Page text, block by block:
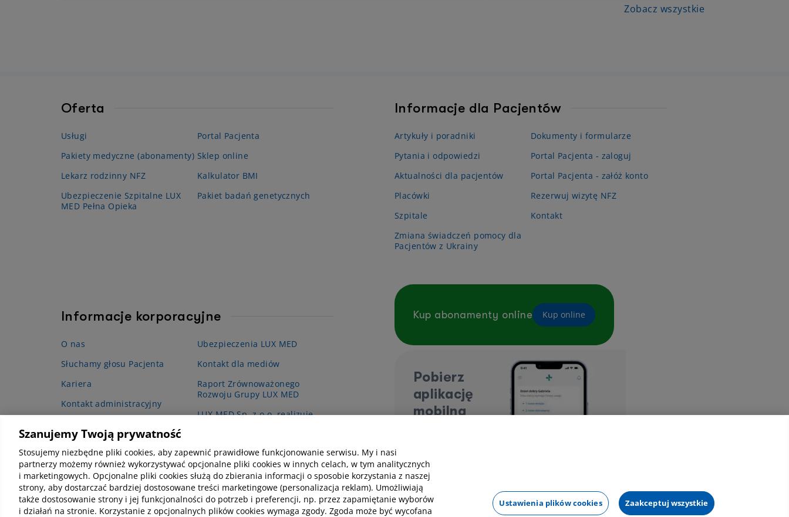
zrobić dokładne porównanie pakietów
Zobacz wszystkie
Oferta
Usługi
Pakiety medyczne (abonamenty)
Lekarz rodzinny NFZ
Ubezpieczenie Szpitalne LUX
MED Pełna Opieka
Portal Pacjenta
Sklep online
Kalkulator BMI
Pakiet badań genetycznych
Informacje dla Pacjentów
Artykuły i poradniki
Pytania i odpowiedzi
Aktualności dla pacjentów
Placówki
Szpitale
Zmiana świadczeń pomocy dla
Pacjentów z Ukrainy
Dokumenty i formularze
Portal Pacjenta - zaloguj
Portal Pacjenta - załóż konto
Rezerwuj wizytę NFZ
Kontakt
Informacje korporacyjne
O nas
Słuchamy głosu Pacjenta
Kariera
Kontakt administracyjny
Ubezpieczenia LUX MED
Kontakt dla mediów
Raport Zrównoważonego
Rozwoju Grupy LUX MED
LUX MED Sp. z o.o. realizuje
Kup abonamenty online Kup online
Pobierz
aplikację
mobilną
Szanujemy Twoją prywatność
Stosujemy niezbędne pliki cookies, aby zapewnić prawidłowe funkcjonowanie serwisu. My i nasi
partnerzy możemy również wykorzystywać opcjonalne pliki cookies w innych celach, w tym analitycznych
i marketingowych. Opcjonalne pliki cookies służą do zbierania informacji o sposobie korzystania z naszej
strony, aby dostarczać bardziej dostosowane treści marketingowe (personalizacja reklam). Umożliwiają
także dostosowanie strony i jej funkcjonalności do potrzeb i preferencji, np. przez zapamiętanie wyborów
i działań na stronie. Korzystanie z opcjonalnych plików cookies wymaga zgody. Zgoda może być wycofana
Ustawienia plików cookies Zaakceptuj wszystkie